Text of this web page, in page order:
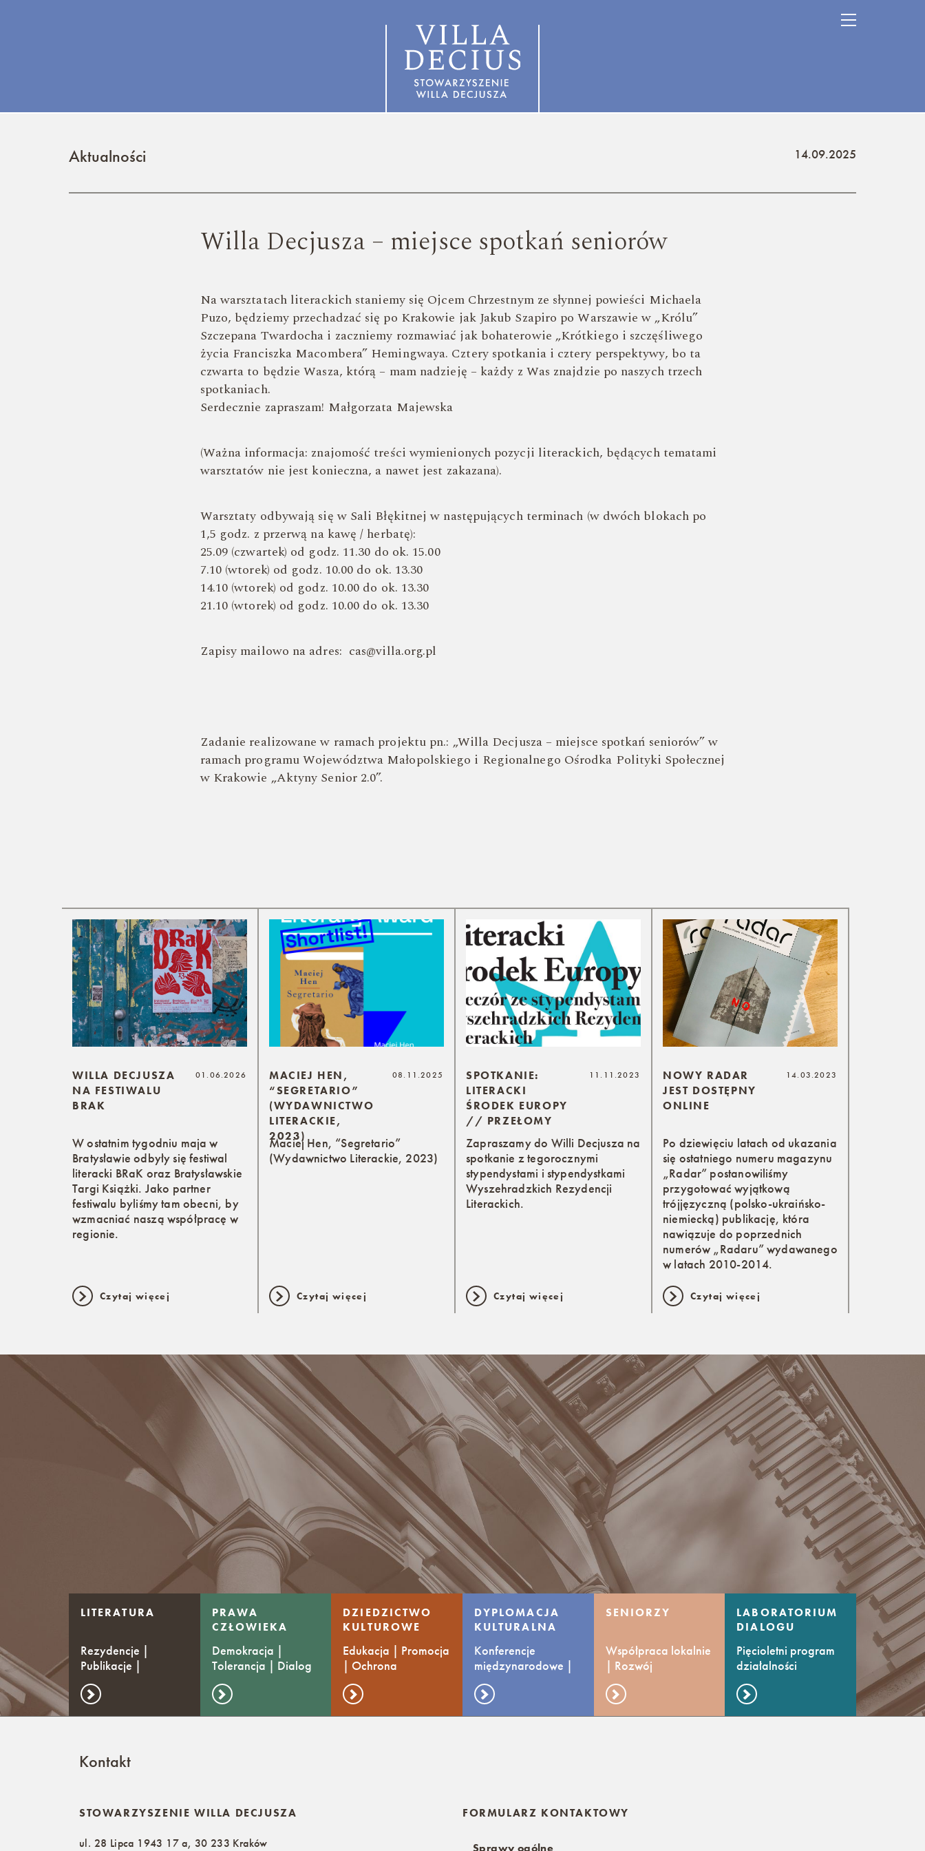
Aktualności 14.09.2025
Willa Decjusza – miejsce spotkań seniorów
Na warsztatach literackich staniemy się Ojcem Chrzestnym ze słynnej powieści Michaela
Puzo, będziemy przechadzać się po Krakowie jak Jakub Szapiro po Warszawie w „Królu”
Szczepana Twardocha i zaczniemy rozmawiać jak bohaterowie „Krótkiego i szczęśliwego
życia Franciszka Macombera” Hemingwaya. Cztery spotkania i cztery perspektywy, bo ta
czwarta to będzie Wasza, którą – mam nadzieję – każdy z Was znajdzie po naszych trzech
spotkaniach.
Serdecznie zapraszam! Małgorzata Majewska
(Ważna informacja: znajomość treści wymienionych pozycji literackich, będących tematami
warsztatów nie jest konieczna, a nawet jest zakazana).
Warsztaty odbywają się w Sali Błękitnej w następujących terminach (w dwóch blokach po
1,5 godz. z przerwą na kawę / herbatę):
25.09 (czwartek) od godz. 11.30 do ok. 15.00
7.10 (wtorek) od godz. 10.00 do ok. 13.30
14.10 (wtorek) od godz. 10.00 do ok. 13.30
21.10 (wtorek) od godz. 10.00 do ok. 13.30
Zapisy mailowo na adres: cas@villa.org.pl
Zadanie realizowane w ramach projektu pn.: „Willa Decjusza – miejsce spotkań seniorów” w
ramach programu Województwa Małopolskiego i Regionalnego Ośrodka Polityki Społecznej
w Krakowie „Aktyny Senior 2.0”.
WILLA DECJUSZA
NA FESTIWALU
BRAK
01.06.2026
W ostatnim tygodniu maja w
Bratysławie odbyły się festiwal
literacki BRaK oraz Bratysławskie
Targi Książki. Jako partner
festiwalu byliśmy tam obecni, by
wzmacniać naszą współpracę w
regionie.
Czytaj więcej
MACIEJ HEN,
“SEGRETARIO”
(WYDAWNICTWO
LITERACKIE,
2023)
08.11.2025
Maciej Hen, “Segretario”
(Wydawnictwo Literackie, 2023)
Czytaj więcej
SPOTKANIE:
LITERACKI
ŚRODEK EUROPY
// PRZEŁOMY
11.11.2023
Zapraszamy do Willi Decjusza na
spotkanie z tegorocznymi
stypendystami i stypendystkami
Wyszehradzkich Rezydencji
Literackich.
Czytaj więcej
NOWY RADAR
JEST DOSTĘPNY
ONLINE
14.03.2023
Po dziewięciu latach od ukazania
się ostatniego numeru magazynu
„Radar” postanowiliśmy
przygotować wyjątkową
trójjęzyczną (polsko-ukraińsko-
niemiecką) publikację, która
nawiązuje do poprzednich
numerów „Radaru” wydawanego
w latach 2010-2014.
Czytaj więcej
LITERATURA
Rezydencje |
Publikacje |
Stypendia
PRAWA
CZŁOWIEKA
Demokracja |
Tolerancja | Dialog
DZIEDZICTWO
KULTUROWE
Edukacja | Promocja
| Ochrona
DYPLOMACJA
KULTURALNA
Konferencje
międzynarodowe |
Wymiana praktyk
SENIORZY
Współpraca lokalnie
| Rozwój
kompetencji
LABORATORIUM
DIALOGU
Pięcioletni program
działalności
kulturalnej
Kontakt
STOWARZYSZENIE WILLA DECJUSZA
ul. 28 Lipca 1943 17 a, 30 233 Kraków
FORMULARZ KONTAKTOWY